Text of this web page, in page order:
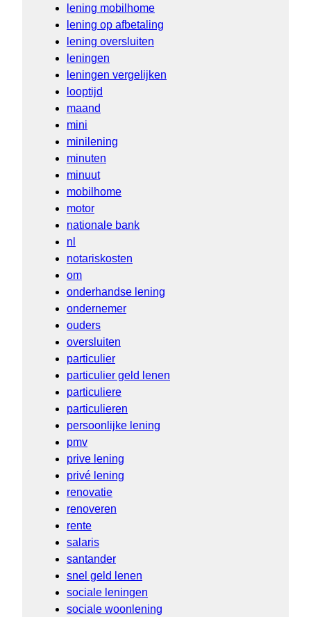
lening mobilhome
lening op afbetaling
lening oversluiten
leningen
leningen vergelijken
looptijd
maand
mini
minilening
minuten
minuut
mobilhome
motor
nationale bank
nl
notariskosten
om
onderhandse lening
ondernemer
ouders
oversluiten
particulier
particulier geld lenen
particuliere
particulieren
persoonlijke lening
pmv
prive lening
privé lening
renovatie
renoveren
rente
salaris
santander
snel geld lenen
sociale leningen
sociale woonlening